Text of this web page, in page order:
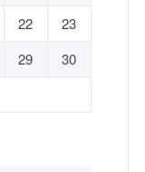
22
23
29
30